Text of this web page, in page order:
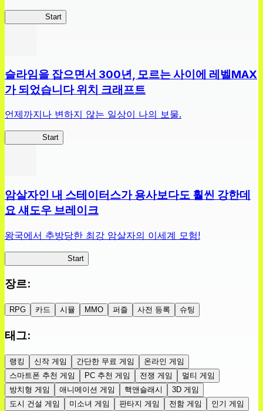
Start
슬라임을 잡으면서 300년, 모르는 사이에 레벨MAX
가 되었습니다 위치 크래프트
언제까지나 변하지 않는 일상이 나의 보물.
Start
암살자인 내 스테이터스가 용사보다도 훨씬 강한데
요 섀도우 브레이크
왕국에서 추방당한 최강 암살자의 이세계 모험!
Start
장르:
RPG 카드 시뮬 MMO 퍼즐 사전 등록 슈팅
태그:
랭킹 신작 게임 간단한 무료 게임
온라인 게임
스마트폰 추천 게임
PC 추천 게임 전쟁 게임
멀티 게임
방치형 게임
애니메이션 게임 핵앤슬래시
3D 게임
도시 건설 게임
미소녀 게임 판타지 게임 전함 게임 인기 게임